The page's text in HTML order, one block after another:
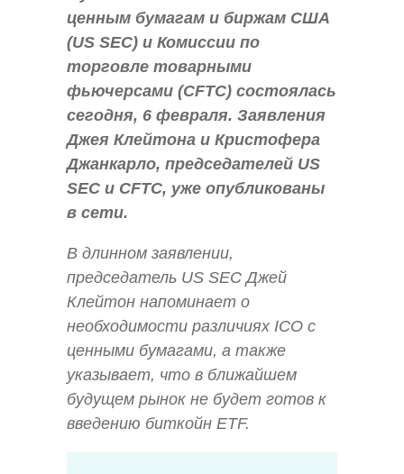
ценным бумагам и биржам США
(US SEC) и Комиссии по
торговле товарными
фьючерсами (CFTC) состоялась
сегодня, 6 февраля. Заявления
Джея Клейтона и Кристофера
Джанкарло, председателей US
SEC и CFTC, уже опубликованы
в сети.
В длинном заявлении,
председатель US SEC Джей
Клейтон напоминает о
необходимости различиях ICO с
ценными бумагами, а также
указывает, что в ближайшем
будущем рынок не будет готов к
введению биткойн ETF.